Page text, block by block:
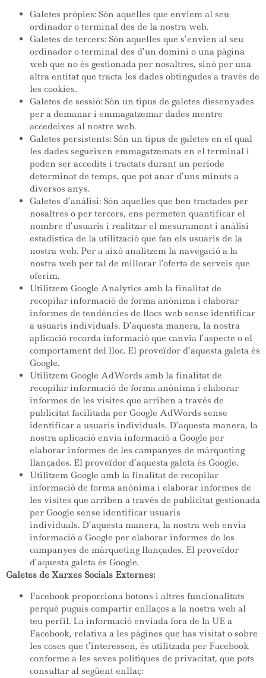
Galetes pròpies: Són aquelles que enviem al seu
ordinador o terminal des de la nostra web.
Galetes de tercers: Són aquelles que s’envien al seu
ordinador o terminal des d’un domini o una pàgina
web que no és gestionada per nosaltres, sinó per una
altra entitat que tracta les dades obtingudes a través de
les cookies.
Galetes de sessió: Són un tipus de galetes dissenyades
per a demanar i emmagatzemar dades mentre
accedeixes al nostre web.
Galetes persistents: Són un tipus de galetes en el qual
les dades segueixen emmagatzemats en el terminal i
poden ser accedits i tractats durant un període
determinat de temps, que pot anar d’uns minuts a
diversos anys.
Galetes d’anàlisi: Són aquelles que ben tractades per
nosaltres o per tercers, ens permeten quantificar el
nombre d’usuaris i realitzar el mesurament i anàlisi
estadística de la utilització que fan els usuaris de la
nostra web. Per a això analitzem la navegació a la
nostra web per tal de millorar l’oferta de serveis que
oferim.
Utilitzem Google Analytics amb la finalitat de
recopilar informació de forma anònima i elaborar
informes de tendències de llocs web sense identificar
a usuaris individuals. D’aquesta manera, la nostra
aplicació recorda informació que canvia l’aspecte o el
comportament del lloc. El proveïdor d’aquesta galeta és
Google.
Utilitzem Google AdWords amb la finalitat de
recopilar informació de forma anònima i elaborar
informes de les visites que arriben a través de
publicitat facilitada per Google AdWords sense
identificar a usuaris individuals. D’aquesta manera, la
nostra aplicació envia informació a Google per
elaborar informes de les campanyes de màrqueting
llançades. El proveïdor d’aquesta galeta és Google.
Utilitzem Google amb la finalitat de recopilar
informació de forma anònima i elaborar informes de
les visites que arriben a través de publicitat gestionada
per Google sense identificar usuaris
individuals. D’aquesta manera, la nostra web envia
informació a Google per elaborar informes de les
campanyes de màrqueting llançades. El proveïdor
d’aquesta galeta és Google.
Galetes de Xarxes Socials Externes:
Facebook proporciona botons i altres funcionalitats
perquè puguis compartir enllaços a la nostra web al
teu perfil. La informació enviada fora de la UE a
Facebook, relativa a les pàgines que has visitat o sobre
les coses que t’interessen, és utilitzada per Facebook
conforme a les seves polítiques de privacitat, que pots
consultar al següent enllaç: